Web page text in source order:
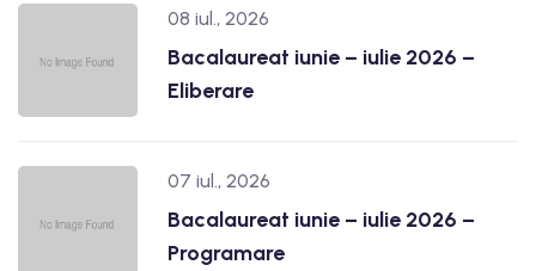
08 iul., 2026
Bacalaureat iunie – iulie 2026 –
Eliberare
07 iul., 2026
Bacalaureat iunie – iulie 2026 –
Programare